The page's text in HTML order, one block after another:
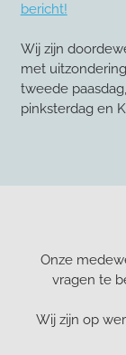
bericht!
Wij zijn
met
tweede
pinksterdag en
Onze
vragen te
Wij zijn op